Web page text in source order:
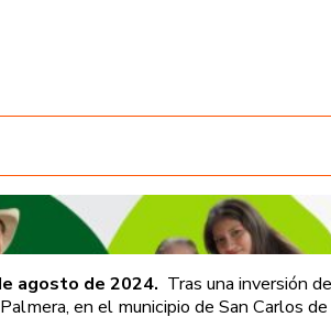
agosto de 2024. Tras una inversión
en el municipio de San Carlos